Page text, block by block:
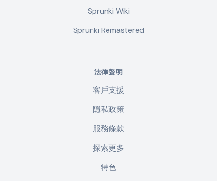
Sprunki Wiki
Sprunki Remastered
法律聲明
客戶支援
隱私政策
服務條款
探索更多
特色